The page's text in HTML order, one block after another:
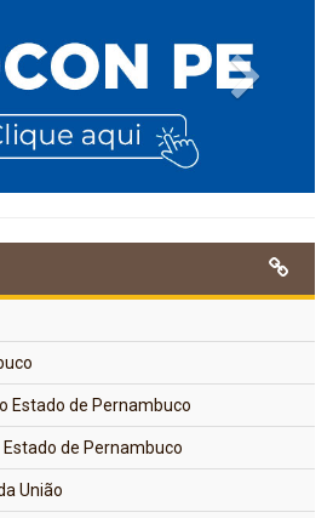
Estado de Pernambuco
de Pernambuco
União